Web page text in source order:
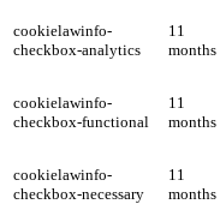
cookielawinfo-
checkbox-analytics
11
months
cookielawinfo-
checkbox-functional
11
months
cookielawinfo-
checkbox-necessary
11
months